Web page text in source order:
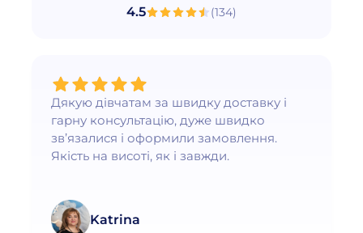
4.5 (134)
Дякую дівчатам за швидку доставку і
гарну консультацію, дуже швидко
зв’язалися і оформили замовлення.
Якість на висоті, як і завжди.
Katrina